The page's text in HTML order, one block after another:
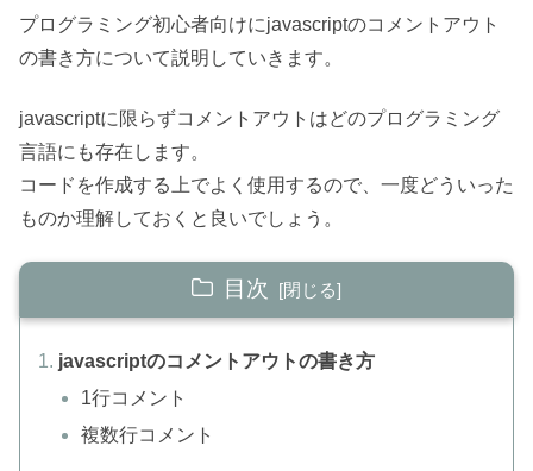
プログラミング初心者向けにjavascriptのコメントアウト
の書き方について説明していきます。
javascriptに限らずコメントアウトはどのプログラミング
言語にも存在します。
コードを作成する上でよく使用するので、一度どういった
ものか理解しておくと良いでしょう。
目次
javascriptのコメントアウトの書き方
1行コメント
複数行コメント